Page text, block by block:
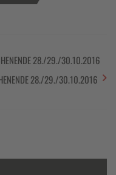
28./29./30.10.2016
28./29./30.10.2016